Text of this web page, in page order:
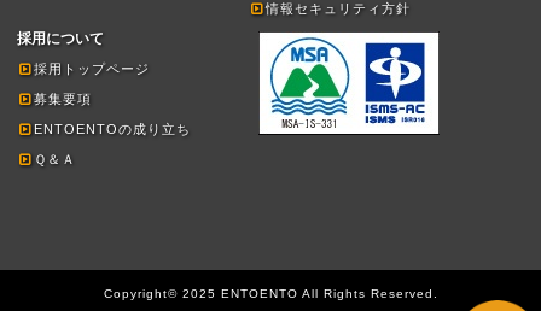
情報セキュリティ方針
採用について
採用トップページ
募集要項
ENTOENTOの成り立ち
Ｑ＆Ａ
Copyright© 2025 ENTOENTO All Rights Reserved.